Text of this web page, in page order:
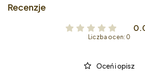
Recenzje
Liczba ocen: 0
Oceń i opisz